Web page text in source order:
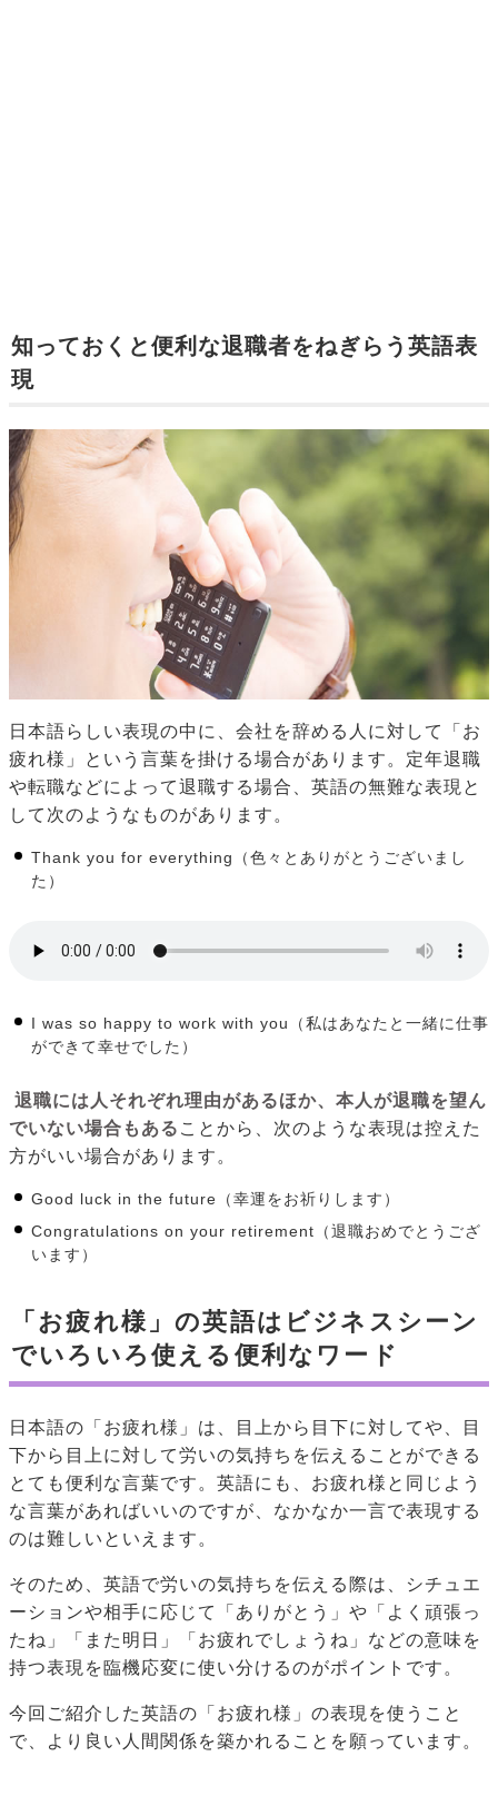
知っておくと便利な退職者をねぎらう英語表
現
日本語らしい表現の中に、会社を辞める人に対して「お
疲れ様」という言葉を掛ける場合があります。定年退職
や転職などによって退職する場合、英語の無難な表現と
して次のようなものがあります。
Thank you for everything（色々とありがとうございまし
た）
I was so happy to work with you（私はあなたと一緒に仕事
ができて幸せでした）
退職には人それぞれ理由があるほか、本人が退職を望ん
でいない場合もある ことから、次のような表現は控えた
方がいい場合があります。
Good luck in the future（幸運をお祈りします）
Congratulations on your retirement（退職おめでとうござ
います）
「お疲れ様」の英語はビジネスシーン
でいろいろ使える便利なワード
日本語の「お疲れ様」は、目上から目下に対してや、目
下から目上に対して労いの気持ちを伝えることができる
とても便利な言葉です。英語にも、お疲れ様と同じよう
な言葉があればいいのですが、なかなか一言で表現する
のは難しいといえます。
そのため、英語で労いの気持ちを伝える際は、シチュエ
ーションや相手に応じて「ありがとう」や「よく頑張っ
たね」「また明日」「お疲れでしょうね」などの意味を
持つ表現を臨機応変に使い分けるのがポイントです。
今回ご紹介した英語の「お疲れ様」の表現を使うこと
で、より良い人間関係を築かれることを願っています。